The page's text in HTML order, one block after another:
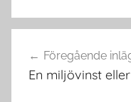
Föregående
En miljövinst